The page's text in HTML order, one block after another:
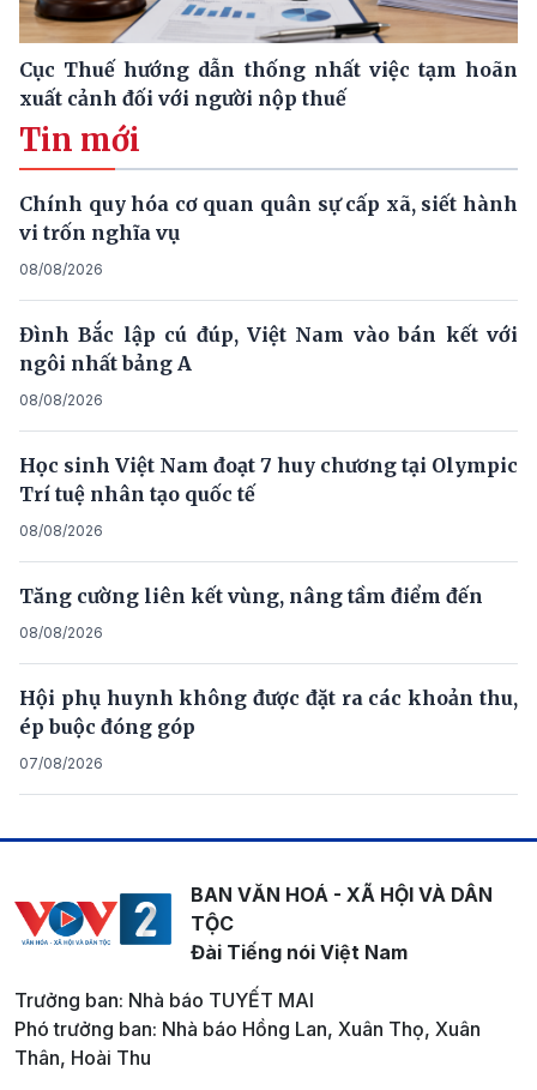
Cục Thuế hướng dẫn thống nhất việc tạm hoãn
xuất cảnh đối với người nộp thuế
Tin mới
Chính quy hóa cơ quan quân sự cấp xã, siết hành
vi trốn nghĩa vụ
08/08/2026
Đình Bắc lập cú đúp, Việt Nam vào bán kết với
ngôi nhất bảng A
08/08/2026
Học sinh Việt Nam đoạt 7 huy chương tại Olympic
Trí tuệ nhân tạo quốc tế
08/08/2026
Tăng cường liên kết vùng, nâng tầm điểm đến
08/08/2026
Hội phụ huynh không được đặt ra các khoản thu,
ép buộc đóng góp
07/08/2026
BAN VĂN HOÁ - XÃ HỘI VÀ DÂN
TỘC
Đài Tiếng nói Việt Nam
Trưởng ban: Nhà báo TUYẾT MAI
Phó trưởng ban: Nhà báo Hồng Lan, Xuân Thọ, Xuân
Thân, Hoài Thu